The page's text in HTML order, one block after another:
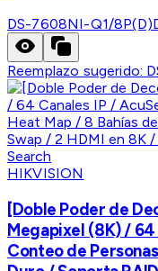
DS-7608NI-Q1/8P(D)
Reemplazo sugerido:
HIKVISION
[Doble Poder de
Megapixel (8K) / 64
Conteo de